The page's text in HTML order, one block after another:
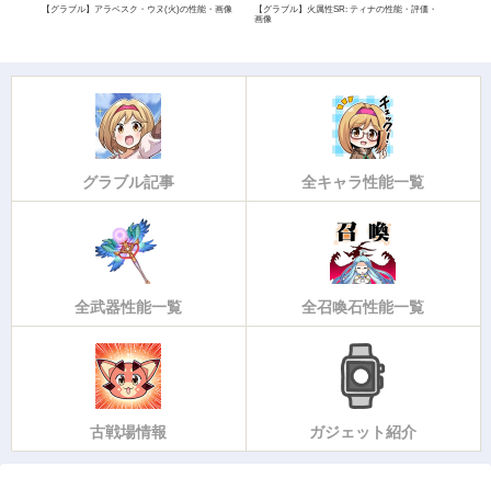
【グラブル】アラベスク・ウヌ(火)の性能・画像
【グラブル】火属性SR: ティナの性能・評価・
画像
グラブル記事 全キャラ性能一覧
全武器性能一覧 全召喚石性能一覧
古戦場情報 ガジェット紹介